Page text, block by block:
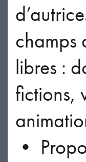
champs
libres :
fictions,
•